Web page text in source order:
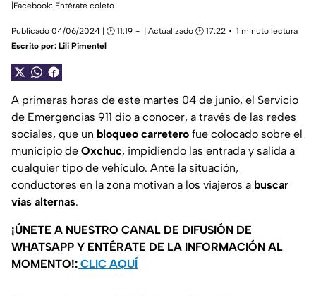
|Facebook: Entérate coleto
Publicado 04/06/2024 | 🕑 11:19 | Actualizado 🕑 17:22
1 minuto lectura
Escrito por: Lili Pimentel
A primeras horas de este martes 04 de junio, el Servicio
de Emergencias 911 dio a conocer, a través de las redes
sociales, que un bloqueo carretero fue colocado sobre el
municipio de Oxchuc, impidiendo las entrada y salida a
cualquier tipo de vehículo. Ante la situación,
conductores en la zona motivan a los viajeros a buscar
vías alternas.
¡ÚNETE A NUESTRO CANAL DE DIFUSIÓN DE
WHATSAPP Y ENTÉRATE DE LA INFORMACIÓN AL
MOMENTO!: CLIC AQUÍ